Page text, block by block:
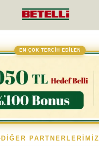
EN ÇOK TERCİH EDİLEN
DİĞER PARTNERLERİMİZ